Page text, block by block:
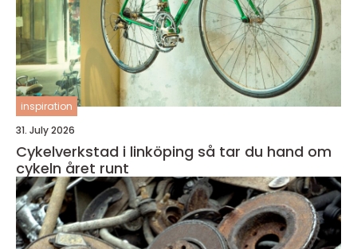
inspiration
31. July 2026
Cykelverkstad i linköping så tar du hand om
cykeln året runt